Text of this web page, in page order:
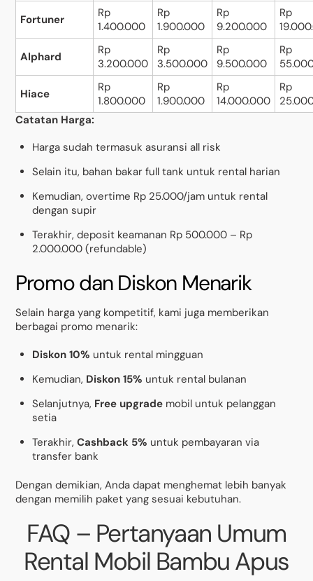
Fortuner
Rp
1.400.000
Rp
1.900.000
Rp
9.200.000
Rp
Alphard
Rp
3.200.000
Rp
3.500.000
Rp
9.500.000
Rp
Hiace
Rp
1.800.000
Rp
1.900.000
Rp
14.000.000
Rp
Catatan Harga:
Harga sudah termasuk asuransi all risk
Selain itu, bahan bakar full tank untuk rental harian
Kemudian, overtime Rp 25.000/jam untuk rental
dengan supir
Terakhir, deposit keamanan Rp 500.000 – Rp
2.000.000 (refundable)
Promo dan Diskon Menarik
Selain harga yang kompetitif, kami juga memberikan
berbagai promo menarik:
Diskon 10% untuk rental mingguan
Kemudian, Diskon 15% untuk rental bulanan
Selanjutnya, Free upgrade mobil untuk pelanggan
setia
Terakhir,Cashback 5% untuk pembayaran via
transfer bank
Dengan demikian, Anda dapat menghemat lebih banyak
dengan memilih paket yang sesuai kebutuhan.
FAQ – Pertanyaan Umum
Rental Mobil Bambu Apus